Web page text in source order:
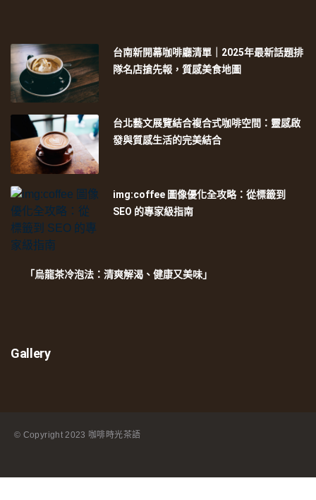
台南新開幕咖啡廳清單｜2025年最新話題排
隊名店搶先報，質感美食地圖
台北藝文展覽結合複合式咖啡空間：靈感啟
發與質感生活的完美結合
img:coffee 圖像優化全攻略：從標籤到
SEO 的專家級指南
「烏龍茶冷泡法：清爽解渴、健康又美味」
Gallery
© Copyright2023 咖啡時光茶語